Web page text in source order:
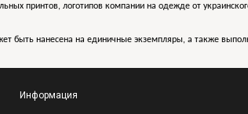
принтов, логотипов компании на одежде от
быть нанесена на единичные экземпляры, а также
Информация